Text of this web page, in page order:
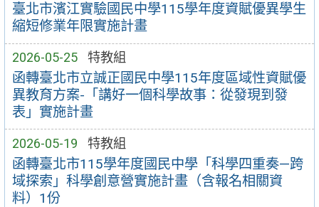
臺北市濱江實驗國民中學115學年度資賦優異學生
縮短修業年限實施計畫
2026-05-25 特教組
函轉臺北市立誠正國民中學115年度區域性資賦優
異教育方案-「講好一個科學故事：從發現到發
表」實施計畫
2026-05-19 特教組
函轉臺北市115學年度國民中學「科學四重奏—跨
域探索」科學創意營實施計畫（含報名相關資
料）1份